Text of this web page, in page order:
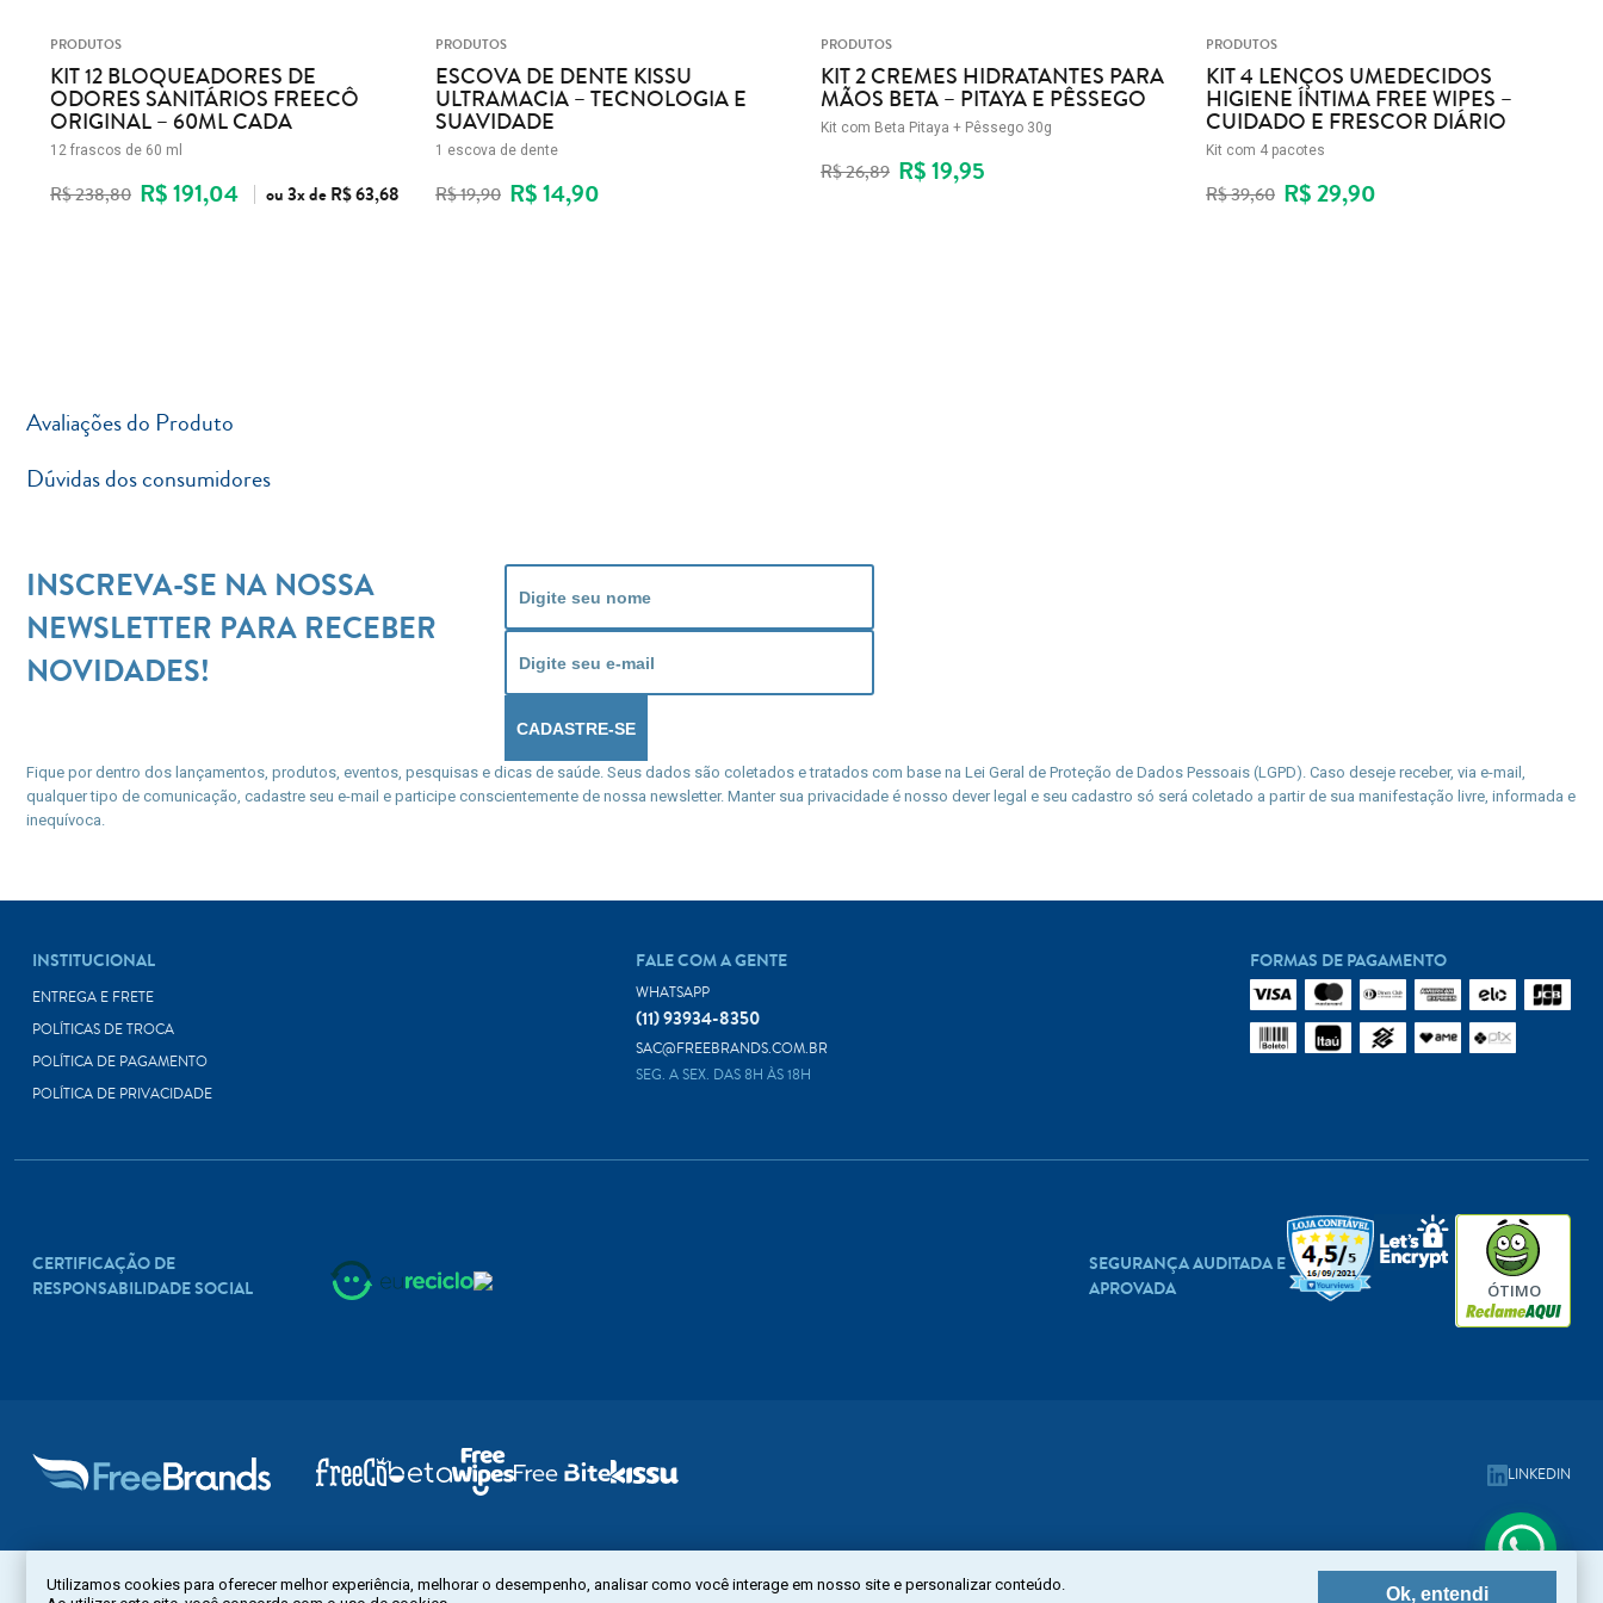
Utilizamos cookies para oferecer melhor experiência, melhorar o desempenho, analisar como você interage em nosso site e personalizar conteúdo.
Ok, entendi
PRODUTOS
KIT 12 BLOQUEADORES DE
ODORES SANITÁRIOS FREECÔ
ORIGINAL – 60ML CADA
12 frascos de 60 ml
R$ 238,80 R$ 191,04 ou3xdeR$ 63,68
PRODUTOS
ESCOVA DE DENTE KISSU
ULTRAMACIA – TECNOLOGIA E
SUAVIDADE
1 escova de dente
R$ 19,90 R$ 14,90
PRODUTOS
KIT 2 CREMES HIDRATANTES PARA
MÃOS BETA – PITAYA E PÊSSEGO
Kit com Beta Pitaya + Pêssego 30g
R$ 26,89 R$ 19,95
PRODUTOS
KIT 4 LENÇOS UMEDECIDOS
HIGIENE ÍNTIMA FREE WIPES –
CUIDADO E FRESCOR DIÁRIO
Kit com 4 pacotes
R$ 39,60 R$ 29,90
Avaliações do Produto
Dúvidas dos consumidores
INSCREVA-SE NA NOSSA
NEWSLETTER PARA RECEBER
NOVIDADES!
Fique por dentro dos lançamentos, produtos, eventos, pesquisas e dicas de saúde. Seus dados são coletados e tratados com base na Lei Geral de Proteção de Dados Pessoais (LGPD). Caso deseje receber, via e-mail,
qualquer tipo de comunicação, cadastre seu e-mail e participe conscientemente de nossa newsletter. Manter sua privacidade é nosso dever legal e seu cadastro só será coletado a partir de sua manifestação livre, informada e
inequívoca.
INSTITUCIONAL
ENTREGA E FRETE
POLÍTICAS DE TROCA
POLÍTICA DE PAGAMENTO
POLÍTICA DE PRIVACIDADE
FALE COM A GENTE
WHATSAPP
(11) 93934-8350
SAC@FREEBRANDS.COM.BR
SEG. A SEX. DAS 8H ÀS 18H
FORMAS DE PAGAMENTO
CERTIFICAÇÃO DE
RESPONSABILIDADE SOCIAL
SEGURANÇA AUDITADA E
APROVADA
ÓTIMO
LINKEDIN
Copyright © 2022. Todos os direitos reservados.
Todas as marcas e suas imagens são de propriedade de seus respectivos donos.